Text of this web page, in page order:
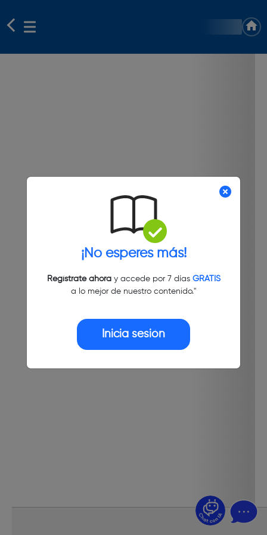
¡No esperes más!
Regístrate ahoray accede por 7 días GRATIS
a lo mejor de nuestro contenido."
Inicia sesión